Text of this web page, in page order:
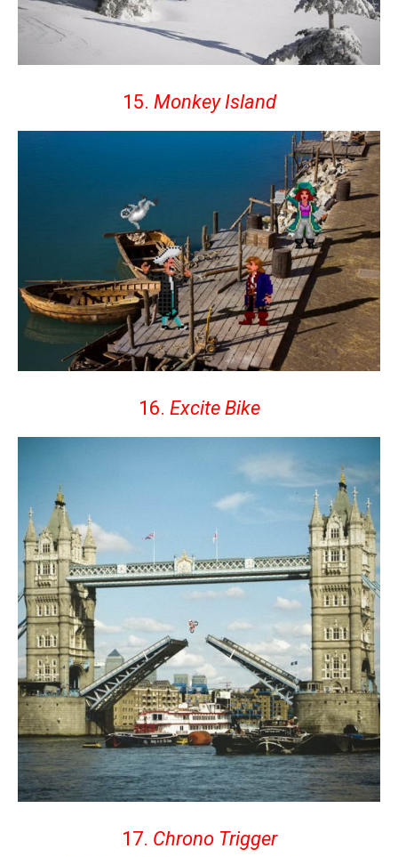
15. Monkey Island
16. Excite Bike
17. Chrono Trigger